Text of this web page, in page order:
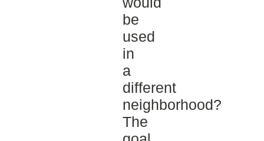
be
used
in
a
different
neighborhood?
The